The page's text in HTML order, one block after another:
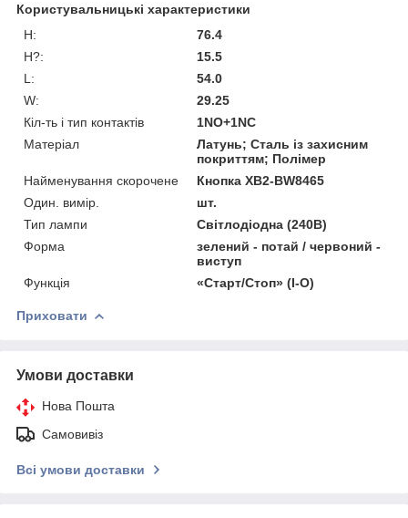
Користувальницькі характеристики
H:
76.4
H?:
15.5
L:
54.0
W:
29.25
Кіл-ть і тип контактів
1NO+1NC
Матеріал
Латунь; Сталь із захисним
покриттям; Полімер
Найменування скорочене
Кнопка XB2-BW8465
Один. вимір.
шт.
Тип лампи
Світлодіодна (240В)
Форма
зелений - потай / червоний -
виступ
Функція
«Старт/Стоп» (I-O)
Приховати
Умови доставки
Нова Пошта
Самовивіз
Всі умови доставки